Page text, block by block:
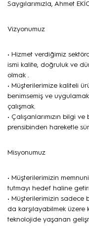
Saygılarımızla, Ahmet
Vizyonumuz
• Hizmet verdiğimiz
ismi kalite, doğruluk ve
olmak .
• Müşterilerimize kaliteli
benimsemiş ve
çalışmak.
• Çalışanlarımızın bilgi
prensibinden hareketle
Misyonumuz
• Müşterilerimizin
tutmayı hedef haline
• Müşterilerimizin sadece
da karşılayabilmek üzere
teknolojide yaşanan